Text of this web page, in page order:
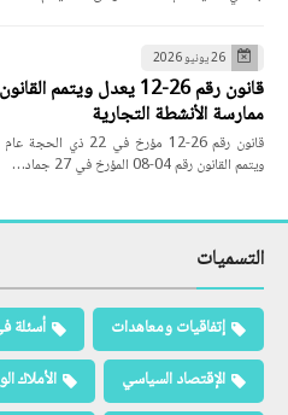
26 يونيو 2026
ممارسة الأنشطة التجارية
ويتمم القانون رقم 04-08 المؤرخ في 27 جماد…
التسميات
إتفاقيات ومعاهدات
أسئلة
الإقتصاد السياسي
الأملاك